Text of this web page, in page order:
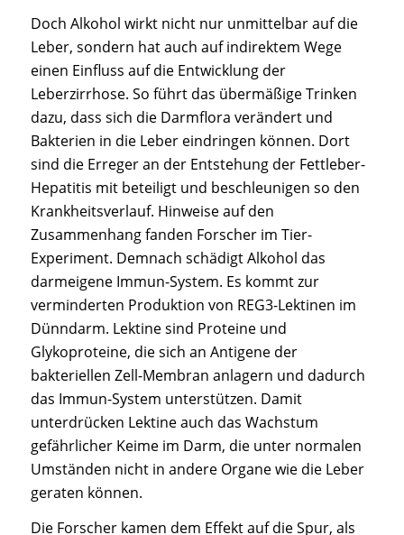
Doch Alkohol wirkt nicht nur unmittelbar auf die
Leber, sondern hat auch auf indirektem Wege
einen Einfluss auf die Entwicklung der
Leberzirrhose. So führt das übermäßige Trinken
dazu, dass sich die Darmflora verändert und
Bakterien in die Leber eindringen können. Dort
sind die Erreger an der Entstehung der Fettleber-
Hepatitis mit beteiligt und beschleunigen so den
Krankheitsverlauf. Hinweise auf den
Zusammenhang fanden Forscher im Tier-
Experiment. Demnach schädigt Alkohol das
darmeigene Immun-System. Es kommt zur
verminderten Produktion von REG3-Lektinen im
Dünndarm. Lektine sind Proteine und
Glykoproteine, die sich an Antigene der
bakteriellen Zell-Membran anlagern und dadurch
das Immun-System unterstützen. Damit
unterdrücken Lektine auch das Wachstum
gefährlicher Keime im Darm, die unter normalen
Umständen nicht in andere Organe wie die Leber
geraten können.
Die Forscher kamen dem Effekt auf die Spur, als